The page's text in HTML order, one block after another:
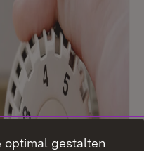
optimal gestalten